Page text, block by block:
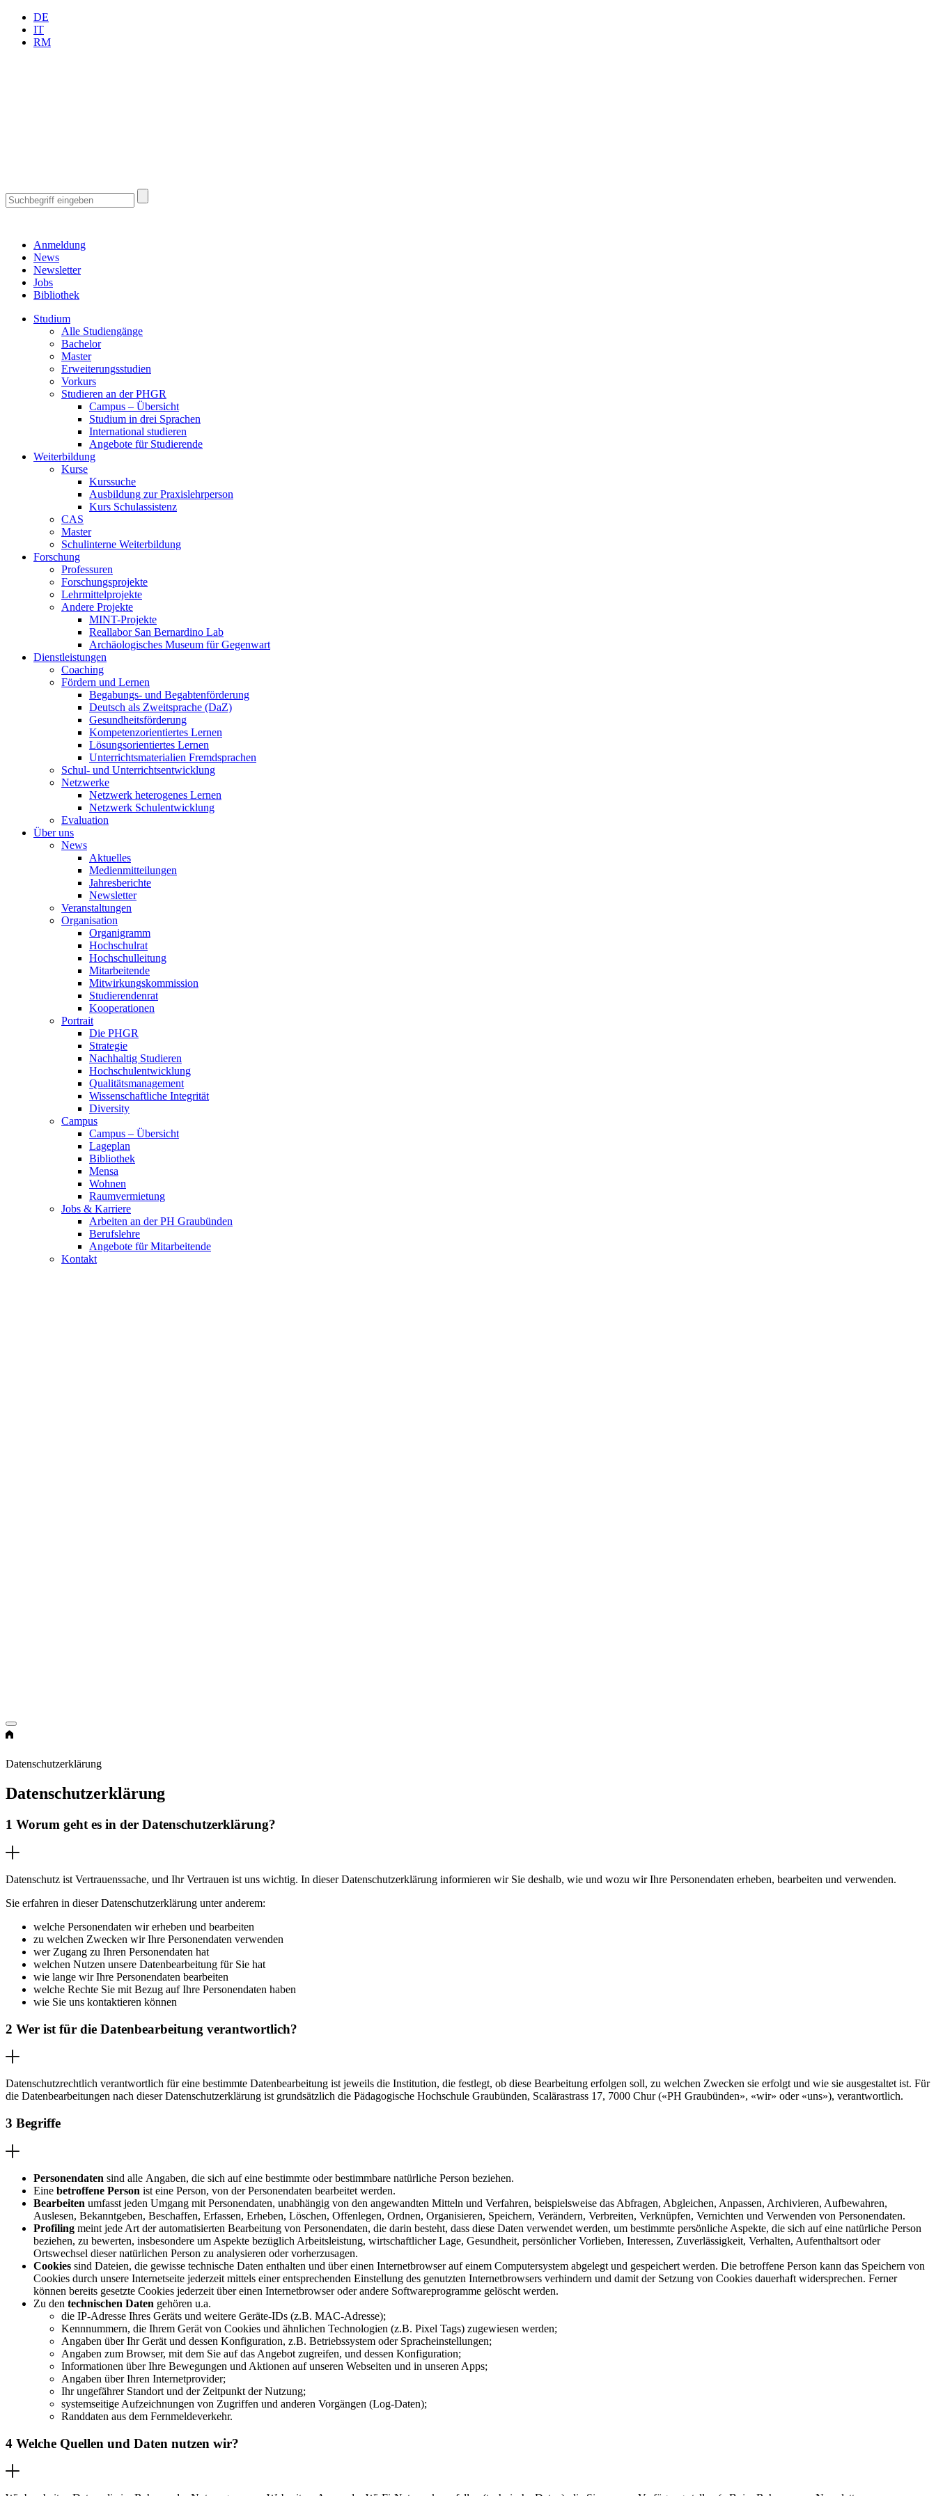
DE
IT
RM
Anmeldung
News
Newsletter
Jobs
Bibliothek
Studium
Alle Studiengänge
Bachelor
Master
Erweiterungsstudien
Vorkurs
Studieren an der PHGR
Campus – Übersicht
Studium in drei Sprachen
International studieren
Angebote für Studierende
Weiterbildung
Kurse
Kurssuche
Ausbildung zur Praxislehrperson
Kurs Schulassistenz
CAS
Master
Schulinterne Weiterbildung
Forschung
Professuren
Forschungsprojekte
Lehrmittelprojekte
Andere Projekte
MINT-Projekte
Reallabor San Bernardino Lab
Archäologisches Museum für Gegenwart
Dienstleistungen
Coaching
Fördern und Lernen
Begabungs- und Begabtenförderung
Deutsch als Zweitsprache (DaZ)
Gesundheitsförderung
Kompetenzorientiertes Lernen
Lösungsorientiertes Lernen
Unterrichtsmaterialien Fremdsprachen
Schul- und Unterrichtsentwicklung
Netzwerke
Netzwerk heterogenes Lernen
Netzwerk Schulentwicklung
Evaluation
Über uns
News
Aktuelles
Medienmitteilungen
Jahresberichte
Newsletter
Veranstaltungen
Organisation
Organigramm
Hochschulrat
Hochschulleitung
Mitarbeitende
Mitwirkungskommission
Studierendenrat
Kooperationen
Portrait
Die PHGR
Strategie
Nachhaltig Studieren
Hochschulentwicklung
Qualitätsmanagement
Wissenschaftliche Integrität
Diversity
Campus
Campus – Übersicht
Lageplan
Bibliothek
Mensa
Wohnen
Raumvermietung
Jobs & Karriere
Arbeiten an der PH Graubünden
Berufslehre
Angebote für Mitarbeitende
Kontakt
Datenschutzerklärung
Datenschutzerklärung
1 Worum geht es in der Datenschutzerklärung?
Datenschutz ist Vertrauenssache, und Ihr Vertrauen ist uns wichtig. In dieser Datenschutzerklärung informieren wir Sie deshalb, wie und wozu wir Ihre Personendaten erheben, bearbeiten und verwenden.
Sie erfahren in dieser Datenschutzerklärung unter anderem:
welche Personendaten wir erheben und bearbeiten
zu welchen Zwecken wir Ihre Personendaten verwenden
wer Zugang zu Ihren Personendaten hat
welchen Nutzen unsere Datenbearbeitung für Sie hat
wie lange wir Ihre Personendaten bearbeiten
welche Rechte Sie mit Bezug auf Ihre Personendaten haben
wie Sie uns kontaktieren können
2 Wer ist für die Datenbearbeitung verantwortlich?
Datenschutzrechtlich verantwortlich für eine bestimmte Datenbearbeitung ist jeweils die Institution, die festlegt, ob diese Bearbeitung erfolgen soll, zu welchen Zwecken sie erfolgt und wie sie ausgestaltet ist. Für
die Datenbearbeitungen nach dieser Datenschutzerklärung ist grundsätzlich die Pädagogische Hochschule Graubünden, Scalärastrass 17, 7000 Chur («PH Graubünden», «wir» oder «uns»), verantwortlich.
3 Begriffe
Personendaten sind alle Angaben, die sich auf eine bestimmte oder bestimmbare natürliche Person beziehen.
Eine betroffene Person ist eine Person, von der Personendaten bearbeitet werden.
Bearbeiten umfasst jeden Umgang mit Personendaten, unabhängig von den angewandten Mitteln und Verfahren, beispielsweise das Abfragen, Abgleichen, Anpassen, Archivieren, Aufbewahren,
Auslesen, Bekanntgeben, Beschaffen, Erfassen, Erheben, Löschen, Offenlegen, Ordnen, Organisieren, Speichern, Verändern, Verbreiten, Verknüpfen, Vernichten und Verwenden von Personendaten.
Profiling meint jede Art der automatisierten Bearbeitung von Personendaten, die darin besteht, dass diese Daten verwendet werden, um bestimmte persönliche Aspekte, die sich auf eine natürliche Person
beziehen, zu bewerten, insbesondere um Aspekte bezüglich Arbeitsleistung, wirtschaftlicher Lage, Gesundheit, persönlicher Vorlieben, Interessen, Zuverlässigkeit, Verhalten, Aufenthaltsort oder
Ortswechsel dieser natürlichen Person zu analysieren oder vorherzusagen.
Cookies sind Dateien, die gewisse technische Daten enthalten und über einen Internetbrowser auf einem Computersystem abgelegt und gespeichert werden. Die betroffene Person kann das Speichern von
Cookies durch unsere Internetseite jederzeit mittels einer entsprechenden Einstellung des genutzten Internetbrowsers verhindern und damit der Setzung von Cookies dauerhaft widersprechen. Ferner
können bereits gesetzte Cookies jederzeit über einen Internetbrowser oder andere Softwareprogramme gelöscht werden.
Zu den technischen Daten gehören u.a.
die IP-Adresse Ihres Geräts und weitere Geräte-IDs (z.B. MAC-Adresse);
Kennnummern, die Ihrem Gerät von Cookies und ähnlichen Technologien (z.B. Pixel Tags) zugewiesen werden;
Angaben über Ihr Gerät und dessen Konfiguration, z.B. Betriebssystem oder Spracheinstellungen;
Angaben zum Browser, mit dem Sie auf das Angebot zugreifen, und dessen Konfiguration;
Informationen über Ihre Bewegungen und Aktionen auf unseren Webseiten und in unseren Apps;
Angaben über Ihren Internetprovider;
Ihr ungefährer Standort und der Zeitpunkt der Nutzung;
systemseitige Aufzeichnungen von Zugriffen und anderen Vorgängen (Log-Daten);
Randdaten aus dem Fernmeldeverkehr.
4 Welche Quellen und Daten nutzen wir?